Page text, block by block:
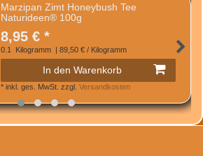
Marzipan Zimt Honeybush Tee
Naturideen® 100g
8,95 € *
0.1 Kilogramm | 89,50 € / Kilogramm
In den Warenkorb
* inkl. ges. MwSt. zzgl. Versandkosten